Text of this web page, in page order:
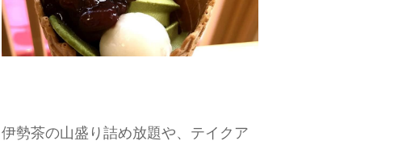
勢茶の山盛り詰め放題や、テイクア